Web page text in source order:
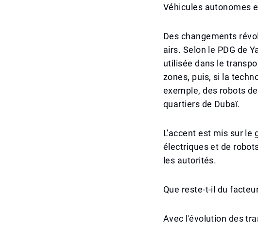
Véhicules autonomes
Des changements
airs. Selon le PDG de
utilisée dans le
zones, puis, si la
exemple, des robots
quartiers de Dubaï.
L'accent est mis sur le
électriques et de
les autorités.
Que reste-t-il du
Avec l'évolution des